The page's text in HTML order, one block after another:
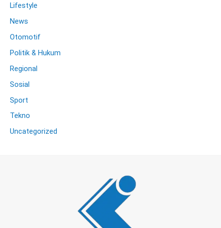
Lifestyle
News
Otomotif
Politik & Hukum
Regional
Sosial
Sport
Tekno
Uncategorized